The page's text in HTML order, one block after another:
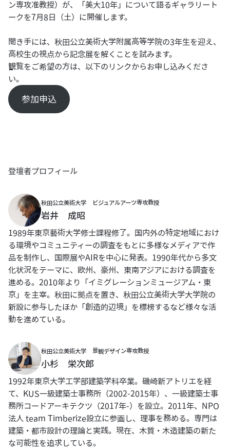
ン専攻准教授）が、「美大10年」について語るギャラリート
ークを7月8日（土）に開催します。
聞き手には、秋田公立美術大学附属高等学院の3年生を迎え、
高校生の視点から記念展を解くことを試みます。
観覧をご希望の方は、以下のリンクからお申し込みくださ
い。
参加申込
登壇者プロフィール
秋田公立美術大学 ビジュアルアーツ専攻教授
岩井 成昭
1989年東京藝術大学修士課程修了。国内外の特定地域におけ
る環境やコミュニティーの調査をもとに多様なメディアで作
品を制作し、国際展やAIRを中心に発表。1990年代から多文
化状況をテーマに、欧州、豪州、東南アジアにおける調査を
進める。2010年より「イミグレーションミュージアム・東
京」を主宰。秋田に拠点を置き、秋田公立美術大学大学院の
新設に参与したほか「創造的辺境」を標榜するなど様々な活
動を進めている。
秋田公立美術大学 景観デザイン専攻教授
小杉 栄次郎
1992年東京大学工学部建築学科卒業。磯崎新アトリエを経
て、KUS一級建築士事務所（2002-2015年）、一級建築士事
務所コードアーキテクツ（2017年-）を設立。2011年、NPO
法人 team Timberize設立に参画し、理事を務める。専門は
建築・都市設計の理論と実践。現在、木質・木造建築の新た
な可能性を追求している。